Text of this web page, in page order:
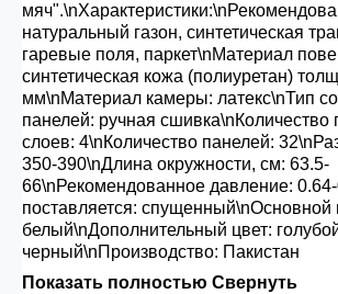
натуральный газон, синтетическая
гаревые поля, паркет\nМатериал
синтетическая кожа (полиуретан)
мм\nМатериал камеры: латекс\nТип
панелей: ручная сшивка\nКоличество
слоев: 4\nКоличество панелей:
350-390\nДлина окружности, см: 63.5-
66\nРекомендованное давление:
поставляется: спущенный\nОсновной
белый\nДополнительный цвет:
черный\nПроизводство: Пакистан
Показать полностью Свернуть